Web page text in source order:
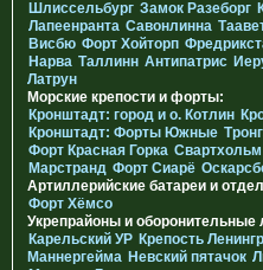
Шлиссельбург Замок Разеборг
Лапеенранта Савонлинна
Висбю Форт Хойторп
Нарва Таллинн Антипатрис
Латрун
Морские крепости и форты:
Кронштадт: город и о. Котлин
Кронштадт: Форты Южные
Форт Красная Горка Свартхольм
Марстранд Форт Сиарё
Артиллерийские батареи и
Форт Хёмсо
Укрепрайоны и оборонительные
Карельский УР Крепость
Маннергейма Невский пятачок